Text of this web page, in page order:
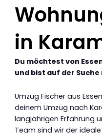
in
Du möchtest von
und bist auf der
Umzug Fischer aus
deinem Umzug nach
langjährigen Erfahrung
Team sind wir der